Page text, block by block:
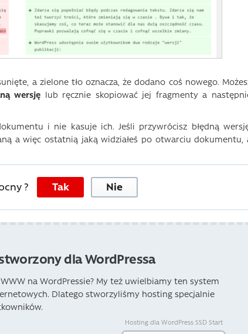
a zielone tło oznacza, że ​​dodano coś nowego.
wersję lub ręcznie skopiować jej fragmenty a
i nie kasuje ich. Jeśli przywrócisz błędną
a więc ostatnią jaką widziałeś po otwarciu dokumentu,
? Tak Nie
dla WordPressa
na WordPressie? My też uwielbiamy ten system
Dlatego stworzyliśmy hosting specjalnie
Hosting dla WordPress SSD Start